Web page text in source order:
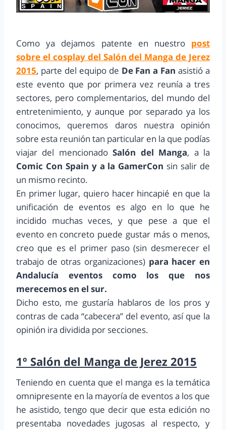
Como ya dejamos patente en nuestro post
sobre el cosplay del Salón del Manga de Jerez
2015, parte del equipo de De Fan a Fan asistió a
este evento que por primera vez reunía a tres
sectores, pero complementarios, del mundo del
entretenimiento, y aunque por separado ya los
conocimos, queremos daros nuestra opinión
sobre esta reunión tan particular en la que podías
viajar del mencionadoSalón del Manga, a la
Comic Con Spain y a la GamerCon sin salir de
un mismo recinto.
En primer lugar, quiero hacer hincapié en que la
unificación de eventos es algo en lo que he
incidido muchas veces, y que pese a que el
evento en concreto puede gustar más o menos,
creo que es el primer paso (sin desmerecer el
trabajo de otras organizaciones) para hacer en
Andalucía eventos como los que nos
merecemos en el sur.
Dicho esto, me gustaría hablaros de los pros y
contras de cada “cabecera” del evento, así que la
opinión ira dividida por secciones.
1º Salón del Manga de Jerez 2015
Teniendo en cuenta que el manga es la temática
omnipresente en la mayoría de eventos a los que
he asistido, tengo que decir que esta edición no
presentaba novedades jugosas al respecto, y